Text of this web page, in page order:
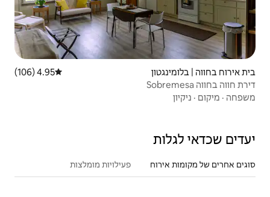
דירוג ממוצע של 4.95 מתוך 5, 106 ביקורות
4.95 (106)
פעילויות מומלצות